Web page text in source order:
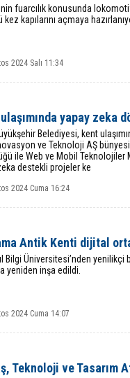
fuarcılık konusunda
kez kapılarını açmaya
2024 Salı 11:34
yapay zeka
Belediyesi, kent
ve Teknoloji AŞ
ile Web ve Mobil Teknolojiler
destekli projeler ke
2024 Cuma 16:24
Antik Kenti dijital
Bilgi Üniversitesi’nden
yeniden inşa edildi.
2024 Cuma 14:07
Teknoloji ve Tasarım